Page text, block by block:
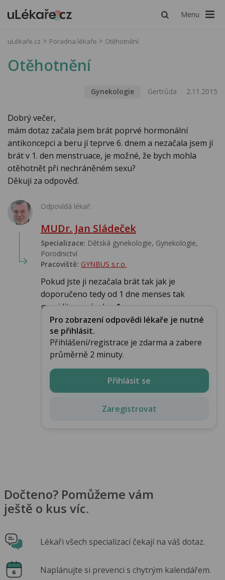
Menu
uLékaře.cz Poradna lékaře Otěhotnění
Otěhotnění
Gynekologie Gertrůda 2.11.2015
Dobrý večer,
mám dotaz začala jsem brát poprvé hormonální
antikoncepci a beru jí teprve 6. dnem a nezačala jsem jí
brát v 1. den menstruace, je možné, že bych mohla
otěhotnět při nechráněném sexu?
Děkuji za odpověď.
Odpovídá lékař:
MUDr. Jan Sládeček
Specializace: Dětská gynekologie, Gynekologie,
Porodnictví
Pracoviště: GYNBUS s.r.o.
Pokud jste ji nezačala brát tak jak je
doporučeno tedy od 1 dne menses tak
gravidita není vylou�...
Pro zobrazení odpovědi lékaře je nutné
se přihlásit.
Přihlášení/registrace je zdarma a zabere
průměrně 2 minuty.
Přihlásit se
Zaregistrovat
Dočteno? Pomůžeme vám
ještě o kus víc.
Lékaři všech specializací čekají na váš dotaz.
Naplánujte si prevenci s chytrým kalendářem.